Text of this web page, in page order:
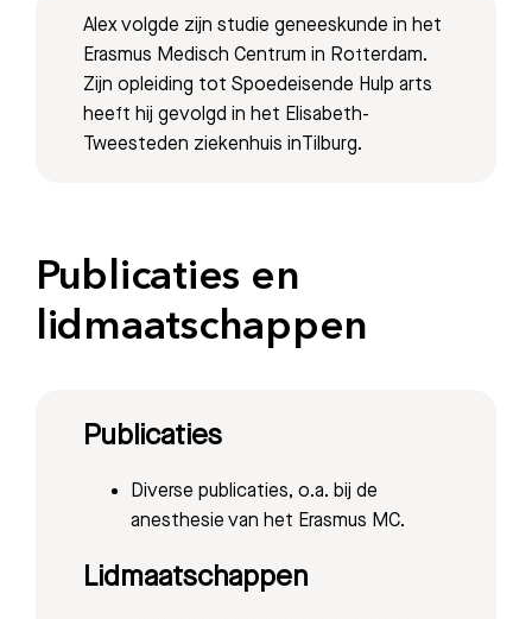
Meest gezocht:
Bezoektijden
Alex volgde zijn studie geneeskunde in het
Erasmus Medisch Centrum in Rotterdam.
Zijn opleiding tot Spoedeisende Hulp arts
heeft hij gevolgd in het Elisabeth-
Tweesteden ziekenhuis inTilburg.
Publicaties en
lidmaatschappen
Publicaties
Diverse publicaties, o.a. bij de
anesthesie van het Erasmus MC.
Lidmaatschappen